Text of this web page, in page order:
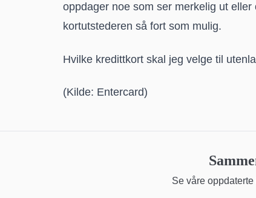
oppdager noe som ser merkelig ut
kortutstederen så fort som mulig.
Hvilke kredittkort skal jeg velge til
(Kilde: Entercard)
Se våre